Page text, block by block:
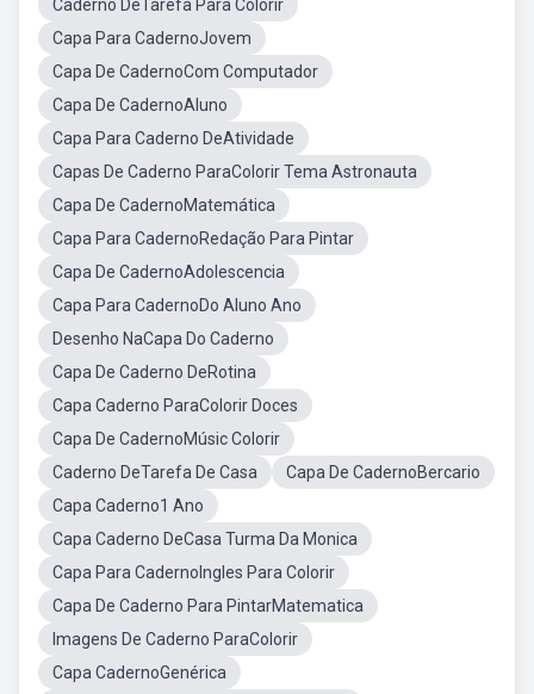
Caderno DeTarefa Para Colorir
Capa Para CadernoJovem
Capa De CadernoCom Computador
Capa De CadernoAluno
Capa Para Caderno DeAtividade
Capas De Caderno ParaColorir Tema Astronauta
Capa De CadernoMatemática
Capa Para CadernoRedação Para Pintar
Capa De CadernoAdolescencia
Capa Para CadernoDo Aluno Ano
Desenho NaCapa Do Caderno
Capa De Caderno DeRotina
Capa Caderno ParaColorir Doces
Capa De CadernoMúsic Colorir
Caderno DeTarefa De Casa
Capa De CadernoBercario
Capa Caderno1 Ano
Capa Caderno DeCasa Turma Da Monica
Capa Para CadernoIngles Para Colorir
Capa De Caderno Para PintarMatematica
Imagens De Caderno ParaColorir
Capa CadernoGenérica